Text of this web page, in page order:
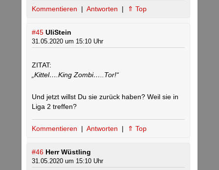
Kommentieren | Antworten | ⇑ Top
#45 UliStein
31.05.2020 um 15:10 Uhr
ZITAT:
„Kittel….King Zombi…..Tor!“
Und jetzt willst Du sie zurück haben? Weil sie in
Liga 2 treffen?
Kommentieren | Antworten | ⇑ Top
#46 Herr Wüstling
31.05.2020 um 15:10 Uhr